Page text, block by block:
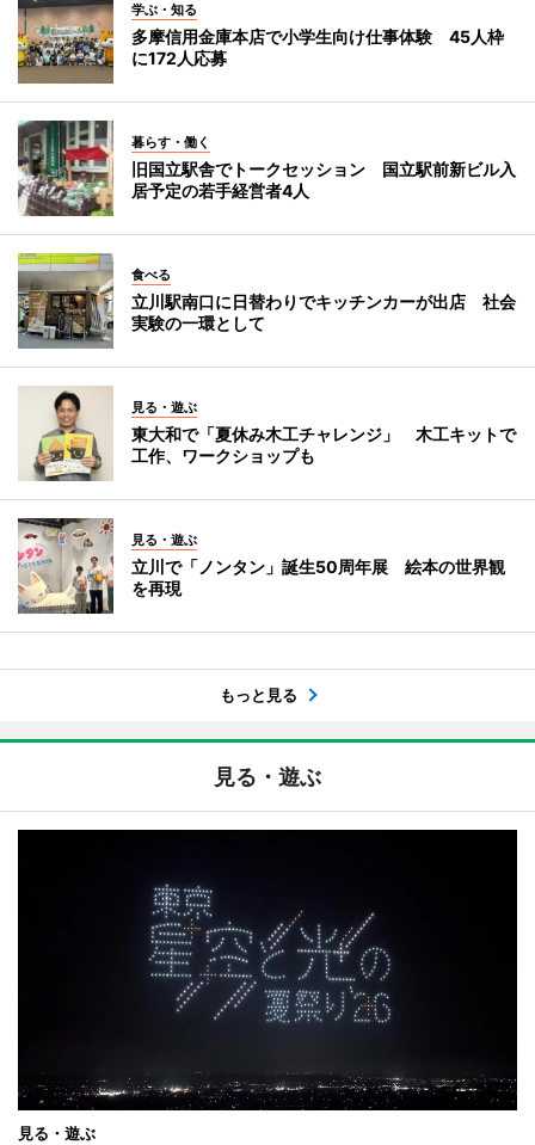
学ぶ・知る
多摩信用金庫本店で小学生向け仕事体験 45人枠
に172人応募
暮らす・働く
旧国立駅舎でトークセッション 国立駅前新ビル入
居予定の若手経営者4人
食べる
立川駅南口に日替わりでキッチンカーが出店 社会
実験の一環として
見る・遊ぶ
東大和で「夏休み木工チャレンジ」 木工キットで
工作、ワークショップも
見る・遊ぶ
立川で「ノンタン」誕生50周年展 絵本の世界観
を再現
もっと見る
見る・遊ぶ
見る・遊ぶ